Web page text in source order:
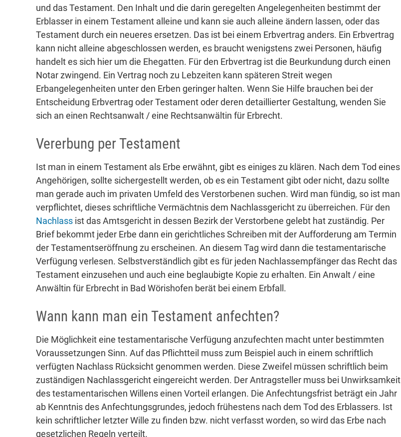
und das Testament. Den Inhalt und die darin geregelten Angelegenheiten bestimmt der
Erblasser in einem Testament alleine und kann sie auch alleine ändern lassen, oder das
Testament durch ein neueres ersetzen. Das ist bei einem Erbvertrag anders. Ein Erbvertrag
kann nicht alleine abgeschlossen werden, es braucht wenigstens zwei Personen, häufig
handelt es sich hier um die Ehegatten. Für den Erbvertrag ist die Beurkundung durch einen
Notar zwingend. Ein Vertrag noch zu Lebzeiten kann späteren Streit wegen
Erbangelegenheiten unter den Erben geringer halten. Wenn Sie Hilfe brauchen bei der
Entscheidung Erbvertrag oder Testament oder deren detaillierter Gestaltung, wenden Sie
sich an einen Rechtsanwalt / eine Rechtsanwältin für Erbrecht.
Vererbung per Testament
Ist man in einem Testament als Erbe erwähnt, gibt es einiges zu klären. Nach dem Tod eines
Angehörigen, sollte sichergestellt werden, ob es ein Testament gibt oder nicht, dazu sollte
man gerade auch im privaten Umfeld des Verstorbenen suchen. Wird man fündig, so ist man
verpflichtet, dieses schriftliche Vermächtnis dem Nachlassgericht zu überreichen. Für den
Nachlass ist das Amtsgericht in dessen Bezirk der Verstorbene gelebt hat zuständig. Per
Brief bekommt jeder Erbe dann ein gerichtliches Schreiben mit der Aufforderung am Termin
der Testamentseröffnung zu erscheinen. An diesem Tag wird dann die testamentarische
Verfügung verlesen. Selbstverständlich gibt es für jeden Nachlassempfänger das Recht das
Testament einzusehen und auch eine beglaubigte Kopie zu erhalten. Ein Anwalt / eine
Anwältin für Erbrecht in Bad Wörishofen berät bei einem Erbfall.
Wann kann man ein Testament anfechten?
Die Möglichkeit eine testamentarische Verfügung anzufechten macht unter bestimmten
Voraussetzungen Sinn. Auf das Pflichtteil muss zum Beispiel auch in einem schriftlich
verfügten Nachlass Rücksicht genommen werden. Diese Zweifel müssen schriftlich beim
zuständigen Nachlassgericht eingereicht werden. Der Antragsteller muss bei Unwirksamkeit
des testamentarischen Willens einen Vorteil erlangen. Die Anfechtungsfrist beträgt ein Jahr
ab Kenntnis des Anfechtungsgrundes, jedoch frühestens nach dem Tod des Erblassers. Ist
kein schriftlicher letzter Wille zu finden bzw. nicht verfasst worden, so wird das Erbe nach
gesetzlichen Regeln verteilt.